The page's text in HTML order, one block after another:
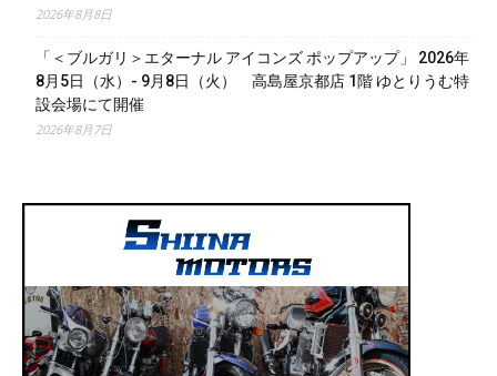
2026年8月8日
「＜ブルガリ＞エターナル アイコンズ ポップアップ」 2026年
8月5日（水）- 9月8日（火） 高島屋京都店 1階 ゆとりうむ特
設会場にて開催
2026年8月7日